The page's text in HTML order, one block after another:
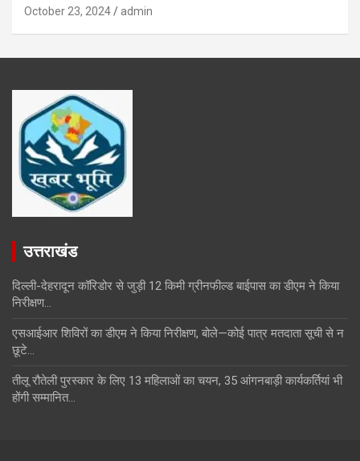
October 23, 2024 admin
उत्तराखंड
दिल्ली-देहरादून कॉरिडोर से जुड़ी 12 किमी ग्रीनफील्ड बाईपास का डीएम ने किया
निरीक्षण…
एसआईआर शिविरों का डीएम ने किया निरीक्षण, बोले—कोई पात्र मतदाता सूची से न
छूटे…
तीलू रौतेली पुरस्कार के लिए 13 महिलाओं का चयन, 35 आंगनबाड़ी कार्यकर्तियां भी
होंगी सम्मानित…